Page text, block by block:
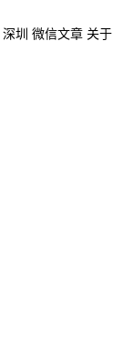
深圳 微信文章 关于